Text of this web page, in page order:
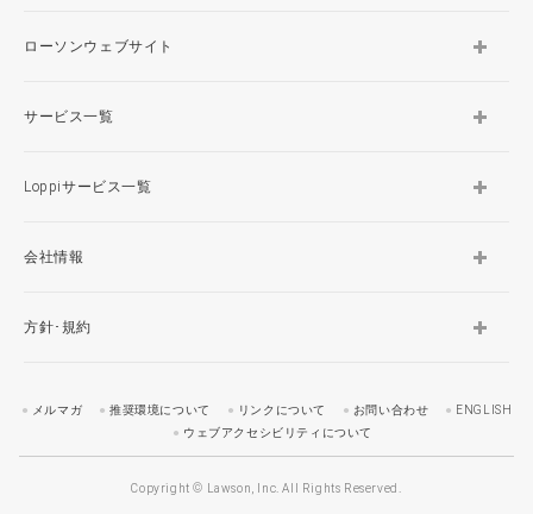
ローソンウェブサイト
サービス一覧
Loppiサービス一覧
会社情報
方針･規約
メルマガ 推奨環境について リンクについて お問い合わせ
ENGLISH
ウェブアクセシビリティについて
Copyright © Lawson, Inc. All Rights Reserved.